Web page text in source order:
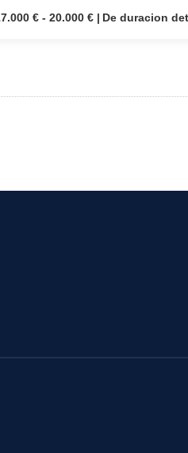
€ - 20.000 €
De duracion